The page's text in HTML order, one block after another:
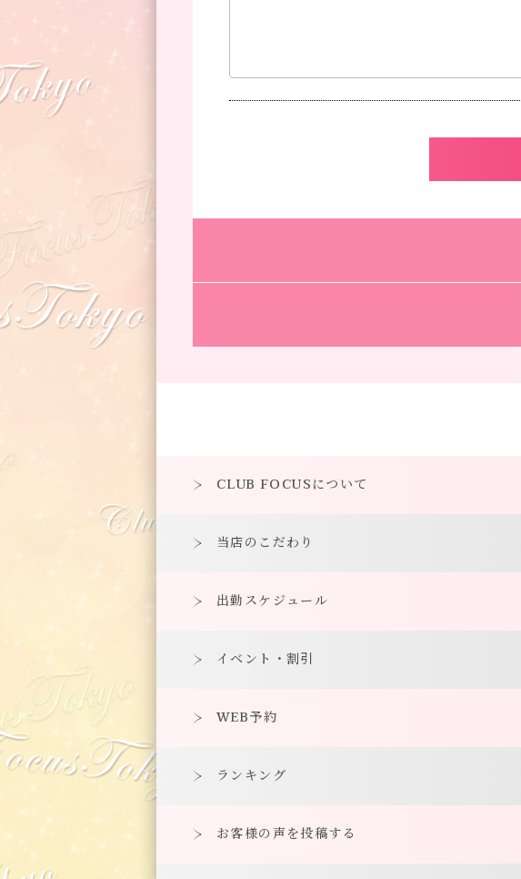
CLUB FOCUSについて
当店のこだわり
出勤スケジュール
イベント・割引
WEB予約
ランキング
お客様の声を投稿する